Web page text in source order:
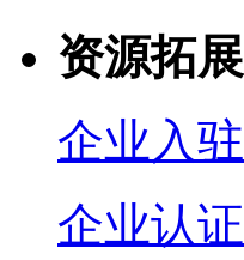
资源拓展
企业入驻
企业认证